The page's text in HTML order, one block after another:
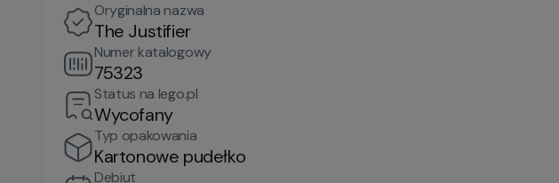
Oryginalna nazwa
The Justifier
Numer katalogowy
75323
Status na lego.pl
Wycofany
Typ opakowania
Kartonowe pudełko
Debiut